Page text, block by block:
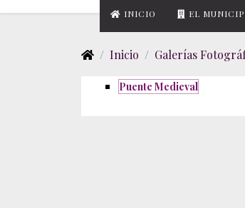
INICIO EL
Inicio Galerías
Puente Medieval